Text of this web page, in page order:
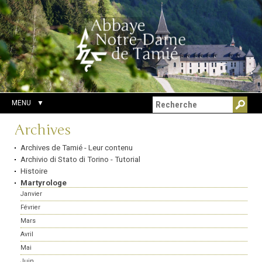
Aller
au
contenu.
|
Aller
à
la
navigation
Outils
personnels
Chercher par
Recherche
avancée…
MENU
Navigation
Archives
Archives de Tamié - Leur contenu
Archivio di Stato di Torino - Tutorial
Histoire
Martyrologe
Janvier
Février
Mars
Avril
Mai